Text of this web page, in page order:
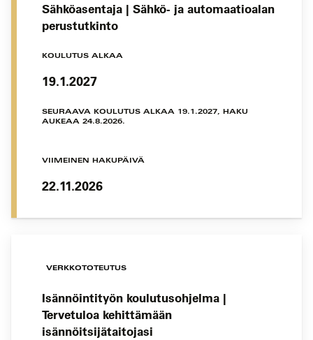
Sähköasentaja | Sähkö- ja automaatioalan
perustutkinto
KOULUTUS ALKAA
19.1.2027
SEURAAVA KOULUTUS ALKAA 19.1.2027, HAKU
AUKEAA 24.8.2026.
VIIMEINEN HAKUPÄIVÄ
22.11.2026
VERKKOTOTEUTUS
Isännöintityön koulutusohjelma |
Tervetuloa kehittämään
isännöitsijätaitojasi